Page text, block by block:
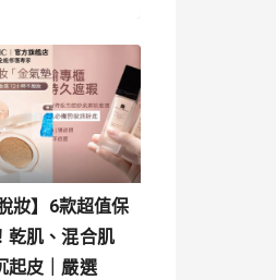
妝】6款超值保
乾肌、混合肌
起皮｜嚴選